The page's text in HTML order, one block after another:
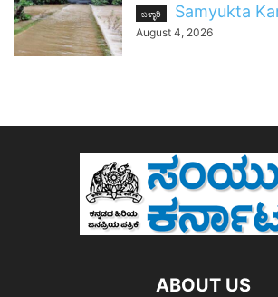
ಬಳ್ಳಾರಿ Samyukta
August 4, 2026
ABOUT US